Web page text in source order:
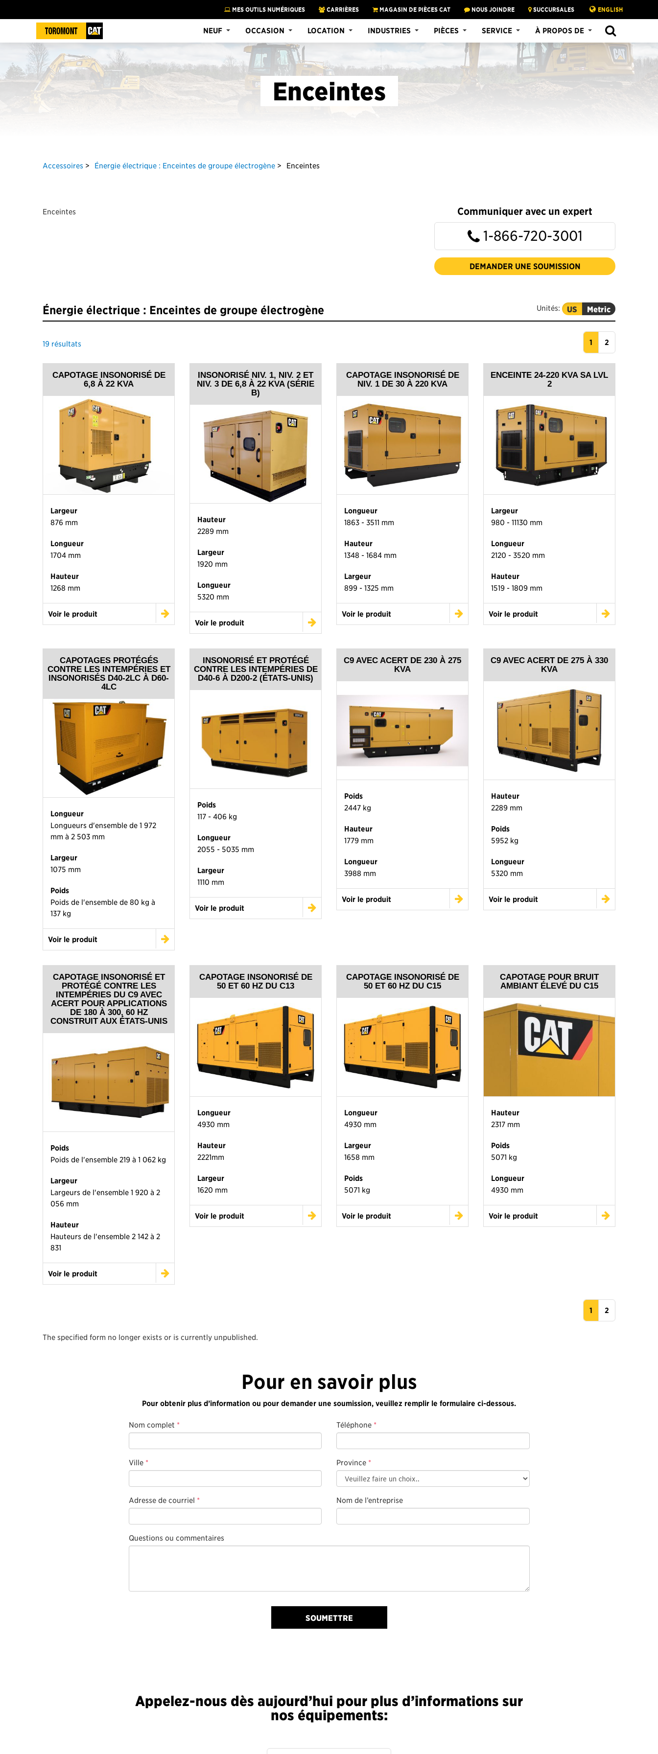
MES OUTILS NUMÉRIQUES CARRIÈRES MAGASIN DE PIÈCES CAT NOUS JOINDRE SUCCURSALES ENGLISH
NEUF OCCASION LOCATION INDUSTRIES PIÈCES SERVICE À PROPOS DE
Enceintes
Accessoires Énergie électrique : Enceintes de groupe électrogène Enceintes
Enceintes Communiquer avec un expert
1-866-720-3001
DEMANDER UNE SOUMISSION
Unités: US Metric
Énergie électrique : Enceintes de groupe électrogène
19 résultats 1 2
CAPOTAGE INSONORISÉ DE
6,8 À 22 KVA
Largeur
876 mm
Longueur
1704 mm
Hauteur
1268 mm
Voir le produit
INSONORISÉ NIV. 1, NIV. 2 ET
NIV. 3 DE 6,8 À 22 KVA (SÉRIE
B)
Hauteur
2289 mm
Largeur
1920 mm
Longueur
5320 mm
Voir le produit
CAPOTAGE INSONORISÉ DE
NIV. 1 DE 30 À 220 KVA
Longueur
1863 - 3511 mm
Hauteur
1348 - 1684 mm
Largeur
899 - 1325 mm
Voir le produit
ENCEINTE 24-220 KVA SA LVL
2
Largeur
980 - 11130 mm
Longueur
2120 - 3520 mm
Hauteur
1519 - 1809 mm
Voir le produit
CAPOTAGES PROTÉGÉS
CONTRE LES INTEMPÉRIES ET
INSONORISÉS D40-2LC À D60-
4LC
Longueur
Longueurs d'ensemble de 1 972
mm à 2 503 mm
Largeur
1075 mm
Poids
Poids de l'ensemble de 80 kg à
137 kg
Voir le produit
INSONORISÉ ET PROTÉGÉ
CONTRE LES INTEMPÉRIES DE
D40-6 À D200-2 (ÉTATS-UNIS)
Poids
117 - 406 kg
Longueur
2055 - 5035 mm
Largeur
1110 mm
Voir le produit
C9 AVEC ACERT DE 230 À 275
KVA
Poids
2447 kg
Hauteur
1779 mm
Longueur
3988 mm
Voir le produit
C9 AVEC ACERT DE 275 À 330
KVA
Hauteur
2289 mm
Poids
5952 kg
Longueur
5320 mm
Voir le produit
CAPOTAGE INSONORISÉ ET
PROTÉGÉ CONTRE LES
INTEMPÉRIES DU C9 AVEC
ACERT POUR APPLICATIONS
DE 180 À 300, 60 HZ
CONSTRUIT AUX ÉTATS-UNIS
Poids
Poids de l'ensemble 219 à 1 062 kg
Largeur
Largeurs de l'ensemble 1 920 à 2
056 mm
Hauteur
Hauteurs de l'ensemble 2 142 à 2
831
Voir le produit
CAPOTAGE INSONORISÉ DE
50 ET 60 HZ DU C13
Longueur
4930 mm
Hauteur
2221mm
Largeur
1620 mm
Voir le produit
CAPOTAGE INSONORISÉ DE
50 ET 60 HZ DU C15
Longueur
4930 mm
Largeur
1658 mm
Poids
5071 kg
Voir le produit
CAPOTAGE POUR BRUIT
AMBIANT ÉLEVÉ DU C15
Hauteur
2317 mm
Poids
5071 kg
Longueur
4930 mm
Voir le produit
1 2
The specified form no longer exists or is currently unpublished.
Pour en savoir plus
Pour obtenir plus d’information ou pour demander une soumission, veuillez remplir le formulaire ci-dessous.
Nom complet * Téléphone *
Ville * Province *
Adresse de courriel * Nom de l’entreprise
Questions ou commentaires
SOUMETTRE
Appelez-nous dès aujourd’hui pour plus d’informations sur
nos équipements: